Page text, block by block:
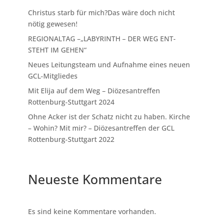
Christus starb für mich?Das wäre doch nicht
nötig gewesen!
REGIONALTAG –„LABYRINTH – DER WEG ENT-
STEHT IM GEHEN“
Neues Leitungsteam und Aufnahme eines neuen
GCL-Mitgliedes
Mit Elija auf dem Weg – Diözesantreffen
Rottenburg-Stuttgart 2024
Ohne Acker ist der Schatz nicht zu haben. Kirche
– Wohin? Mit mir? – Diözesantreffen der GCL
Rottenburg-Stuttgart 2022
Neueste Kommentare
Es sind keine Kommentare vorhanden.